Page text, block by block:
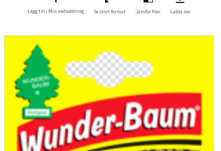
Lägg till i Min nedladdning Se stort format Jämför filer Ladda ner